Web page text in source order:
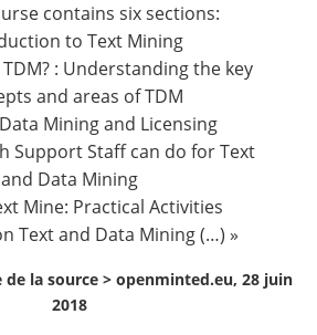
contains six sections:
to Text Mining
: Understanding the key
and areas of TDM
Mining and Licensing
Support Staff can do for Text
and Data Mining
Mine: Practical Activities
Text and Data Mining (…) »
la source > openminted.eu, 28 juin
2018